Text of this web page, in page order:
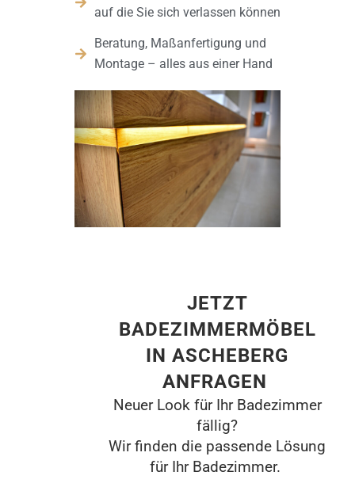
auf die Sie sich verlassen können
Beratung, Maßanfertigung und
Montage – alles aus einer Hand
JETZT
BADEZIMMERMÖBEL
IN ASCHEBERG
ANFRAGEN
Neuer Look für Ihr Badezimmer
fällig?
Wir finden die passende Lösung
für Ihr Badezimmer.